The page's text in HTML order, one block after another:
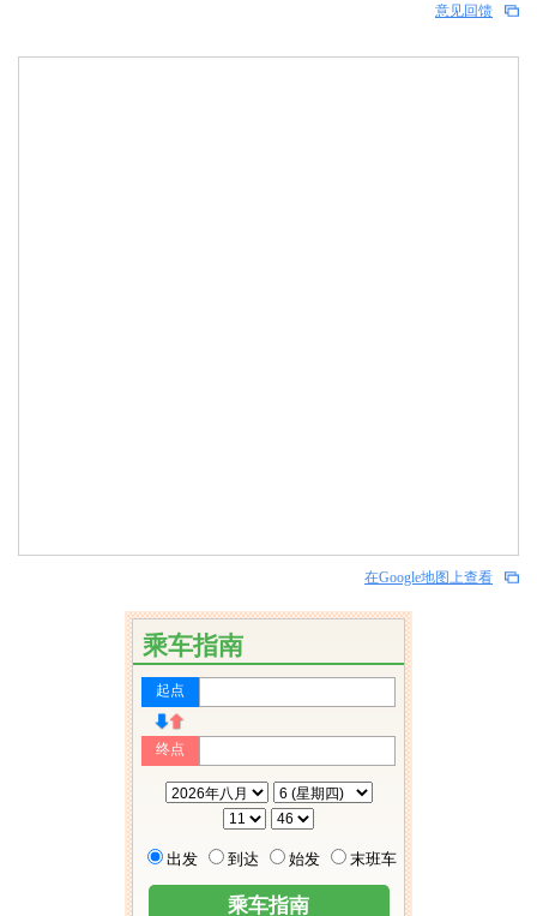
意见回馈
在Google地图上查看